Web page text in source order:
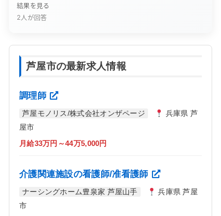
結果を見る
2人が回答
芦屋市の最新求人情報
調理師
芦屋モノリス/株式会社オンザページ
兵庫県 芦
屋市
月給33万円～44万5,000円
介護関連施設の看護師/准看護師
ナーシングホーム豊泉家 芦屋山手
兵庫県 芦屋
市